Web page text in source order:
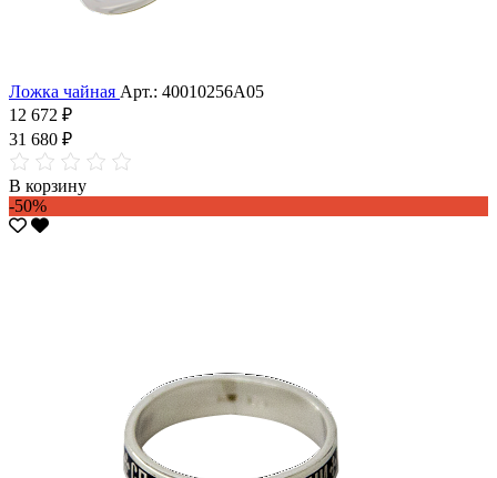
Ложка чайная Арт.: 40010256А05
12 672 ₽
31 680 ₽
В корзину
-50%